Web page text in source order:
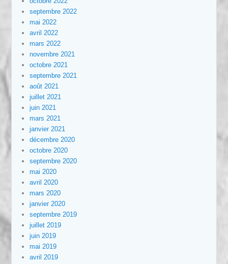
septembre 2022
mai 2022
avril 2022
mars 2022
novembre 2021
octobre 2021
septembre 2021
août 2021
juillet 2021
juin 2021
mars 2021
janvier 2021
décembre 2020
octobre 2020
septembre 2020
mai 2020
avril 2020
mars 2020
janvier 2020
septembre 2019
juillet 2019
juin 2019
mai 2019
avril 2019